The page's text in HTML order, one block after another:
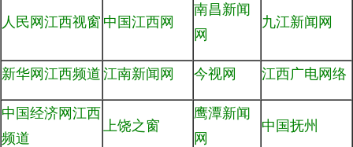
人民网江西视窗 中国江西网
南昌新闻
网
九江新闻网
新华网江西频道 江南新闻网 今视网 江西广电网络
中国经济网江西
频道
上饶之窗
鹰潭新闻
网
中国抚州